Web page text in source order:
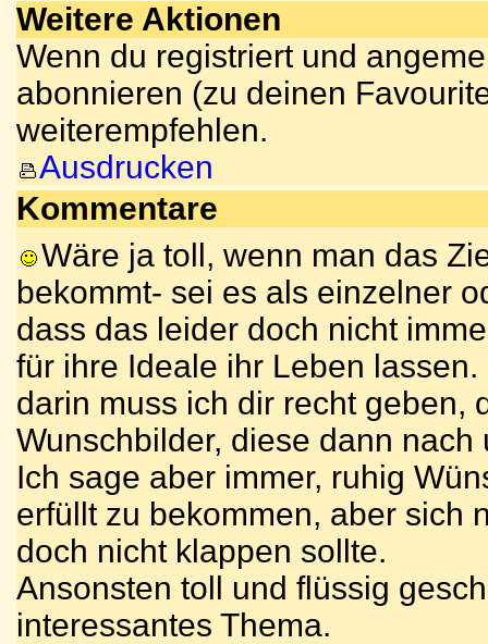
Weitere Aktionen
Wenn du registriert und
abonnieren (zu deinen
weiterempfehlen.
Ausdrucken
Kommentare
Wäre ja toll, wenn man das
bekommt- sei es als einzelner
dass das leider doch nicht
für ihre Ideale ihr Leben
darin muss ich dir recht geben,
Wunschbilder, diese dann
Ich sage aber immer, ruhig
erfüllt zu bekommen, aber sich
doch nicht klappen sollte.
Ansonsten toll und flüssig
interessantes Thema.